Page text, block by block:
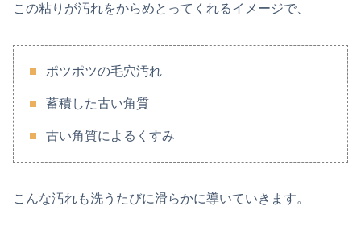
この粘りが汚れをからめとってくれるイメージで、
ポツポツの毛穴汚れ
蓄積した古い角質
古い角質によるくすみ
こんな汚れも洗うたびに滑らかに導いていきます。